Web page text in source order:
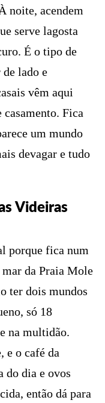
noite, acendem
serve lagosta
É o tipo de
lado e
vêm aqui
Fica
um mundo
devagar e tudo
Videiras
porque fica num
mar da Praia Mole
ter dois mundos
só 18
na multidão.
e o café da
do dia e ovos
então dá para